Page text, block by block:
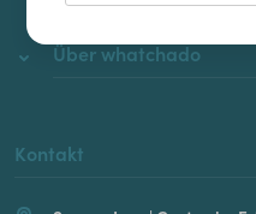
Über whatchado
Kontakt